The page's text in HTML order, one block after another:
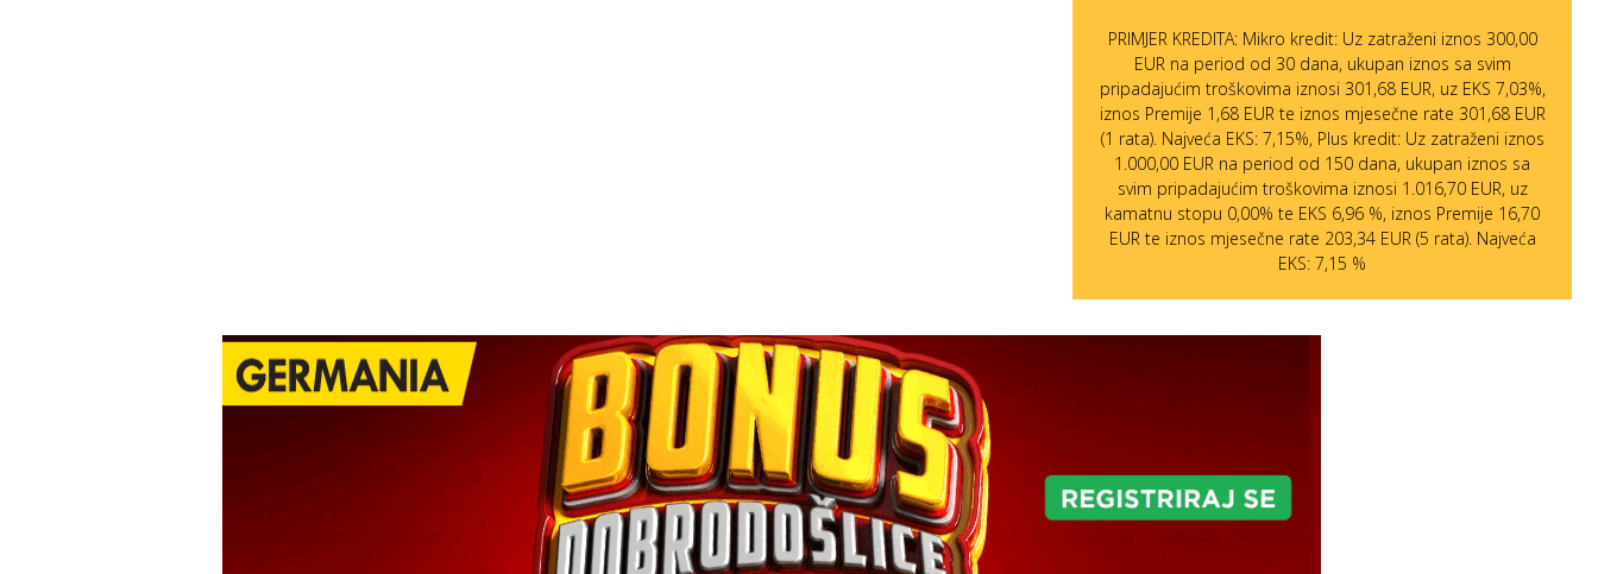
PRIMJER KREDITA: Mikro kredit: Uz zatraženi iznos 300,00
EUR na period od 30 dana, ukupan iznos sa svim
pripadajućim troškovima iznosi 301,68 EUR, uz EKS 7,03%,
iznos Premije 1,68 EUR te iznos mjesečne rate 301,68 EUR
(1 rata). Najveća EKS: 7,15%, Plus kredit: Uz zatraženi iznos
1.000,00 EUR na period od 150 dana, ukupan iznos sa
svim pripadajućim troškovima iznosi 1.016,70 EUR, uz
kamatnu stopu 0,00% te EKS 6,96 %, iznos Premije 16,70
EUR te iznos mjesečne rate 203,34 EUR (5 rata). Najveća
EKS: 7,15 %